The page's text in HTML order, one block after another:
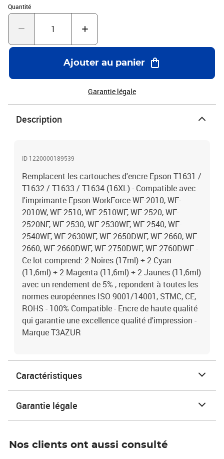
T3AZUR
Quantité
Quantité : 1
Ajouter au panier
Garantie légale
Description
ID 1220000189539
Remplacent les cartouches d'encre Epson T1631 /
T1632 / T1633 / T1634 (16XL) - Compatible avec
l'imprimante Epson WorkForce WF-2010, WF-
2010W, WF-2510, WF-2510WF, WF-2520, WF-
2520NF, WF-2530, WF-2530WF, WF-2540, WF-
2540WF, WF-2630WF, WF-2650DWF, WF-2660, WF-
2660, WF-2660DWF, WF-2750DWF, WF-2760DWF -
Ce lot comprend: 2 Noires (17ml) + 2 Cyan
(11,6ml) + 2 Magenta (11,6ml) + 2 Jaunes (11,6ml)
avec un rendement de 5% , repondent à toutes les
normes européennes ISO 9001/14001, STMC, CE,
ROHS - 100% Compatible - Encre de haute qualité
qui garantie une excellence qualité d'impression -
Marque T3AZUR
Caractéristiques
Garantie légale
Nos clients ont aussi consulté